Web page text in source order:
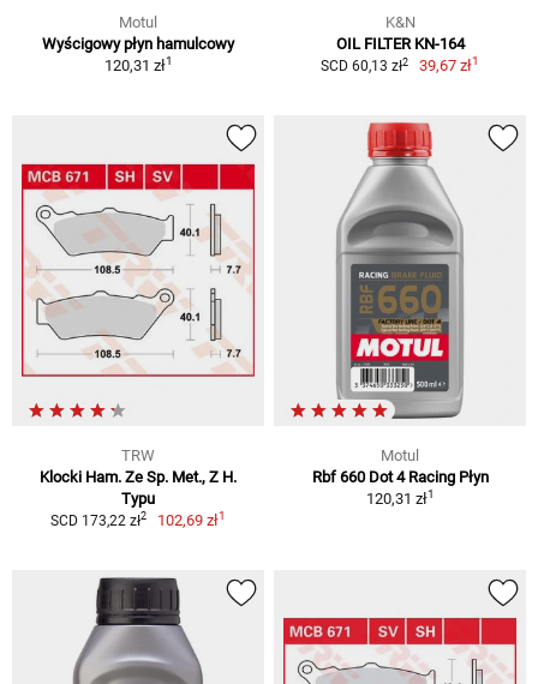
Motul
Wyścigowy płyn hamulcowy
120,31 zł1
K&N
OIL FILTER KN-164
SCD 60,13 zł2 39,67 zł1
TRW
Klocki Ham. Ze Sp. Met., Z H.
Typu
SCD 173,22 zł2 102,69 zł1
Motul
Rbf 660 Dot 4 Racing Płyn
120,31 zł1